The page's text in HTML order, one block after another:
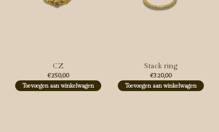
CZ
€250,00
Toevoegen aan winkelwagen
Stack ring
€320,00
Toevoegen aan winkelwagen